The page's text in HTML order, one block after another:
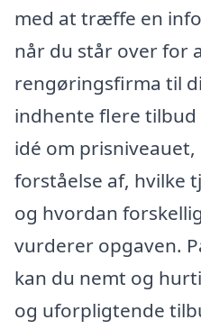
med at træffe en
når du står over for
rengøringsfirma til
indhente flere tilbud
idé om
forståelse af, hvilke
og hvordan
vurderer opgaven.
kan du nemt og
og uforpligtende